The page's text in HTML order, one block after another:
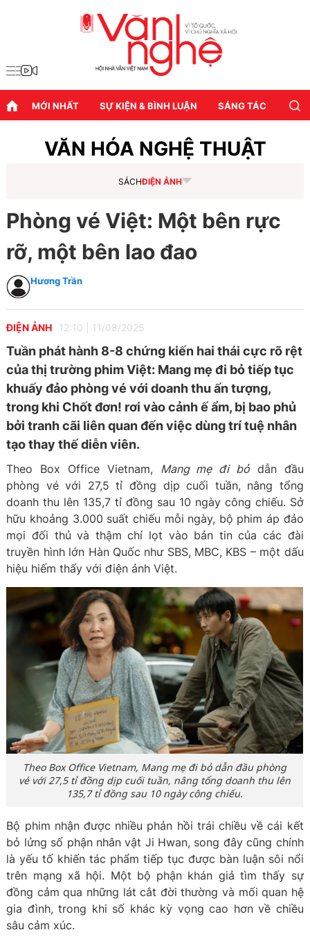
MỚI NHẤT SỰ KIỆN & BÌNH LUẬN SÁNG TÁC
VĂN HÓA NGHỆ THUẬT
SÁCHĐIỆN ẢNH
Phòng vé Việt: Một bên rực
rỡ, một bên lao đao
Hương Trần
ĐIỆN ẢNH 12:10 11/08/2025
Tuần phát hành 8-8 chứng kiến hai thái cực rõ rệt
của thị trường phim Việt: Mang mẹ đi bỏ tiếp tục
khuấy đảo phòng vé với doanh thu ấn tượng,
trong khi Chốt đơn! rơi vào cảnh ế ẩm, bị bao phủ
bởi tranh cãi liên quan đến việc dùng trí tuệ nhân
tạo thay thế diễn viên.
Theo Box Office Vietnam, Mang mẹ đi bỏ dẫn đầu
phòng vé với 27,5 tỉ đồng dịp cuối tuần, nâng tổng
doanh thu lên 135,7 tỉ đồng sau 10 ngày công chiếu. Sở
hữu khoảng 3.000 suất chiếu mỗi ngày, bộ phim áp đảo
mọi đối thủ và thậm chí lọt vào bản tin của các đài
truyền hình lớn Hàn Quốc như SBS, MBC, KBS – một dấu
hiệu hiếm thấy với điện ảnh Việt.
Theo Box Office Vietnam, Mang mẹ đi bỏdẫn đầu phòng
vé với 27,5 tỉ đồng dịp cuối tuần, nâng tổng doanh thu lên
135,7 tỉ đồng sau 10 ngày công chiếu.
Bộ phim nhận được nhiều phản hồi trái chiều về cái kết
bỏ lửng số phận nhân vật Ji Hwan, song đây cũng chính
là yếu tố khiến tác phẩm tiếp tục được bàn luận sôi nổi
trên mạng xã hội. Một bộ phận khán giả tìm thấy sự
đồng cảm qua những lát cắt đời thường và mối quan hệ
gia đình, trong khi số khác kỳ vọng cao hơn về chiều
sâu cảm xúc.